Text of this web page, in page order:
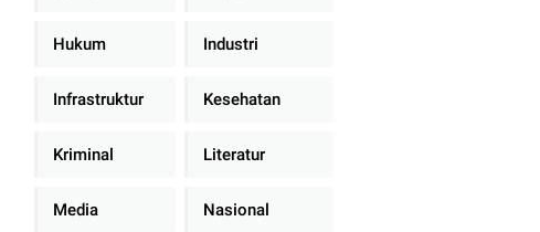
Hukum Industri
Infrastruktur Kesehatan
Kriminal Literatur
Media Nasional